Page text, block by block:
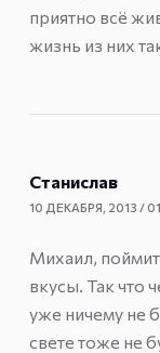
приятно всё
жизнь из них
Станислав
10 ДЕКАБРЯ, 2013 /
Михаил,
вкусы. Так что
уже ничему не
свете тоже не